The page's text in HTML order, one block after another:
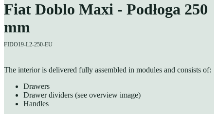
Fiat Doblo Maxi - Podłoga 250
mm
FIDO19-L2-250-EU
The interior is delivered fully assembled in modules and consists of:
Drawers
Drawer dividers (see overview image)
Handles